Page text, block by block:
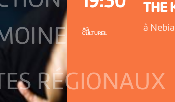
RÉGIONAUX
THE
à Nebia